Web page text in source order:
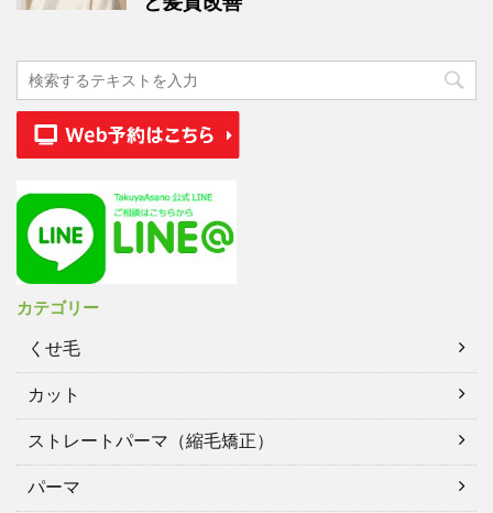
カテゴリー
くせ毛
カット
ストレートパーマ（縮毛矯正）
パーマ